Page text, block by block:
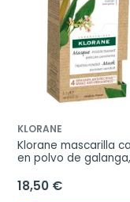
KLORANE
Klorane mascarilla
en polvo de
18,50 €